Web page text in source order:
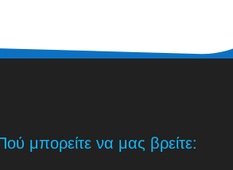
μπορείτε να μας βρείτε: